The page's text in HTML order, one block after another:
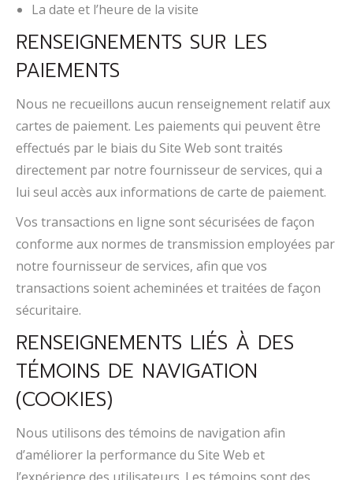
La date et l’heure de la visite
RENSEIGNEMENTS SUR LES
PAIEMENTS
Nous ne recueillons aucun renseignement relatif aux
cartes de paiement. Les paiements qui peuvent être
effectués par le biais du Site Web sont traités
directement par notre fournisseur de services, qui a
lui seul accès aux informations de carte de paiement.
Vos transactions en ligne sont sécurisées de façon
conforme aux normes de transmission employées par
notre fournisseur de services, afin que vos
transactions soient acheminées et traitées de façon
sécuritaire.
RENSEIGNEMENTS LIÉS À DES
TÉMOINS DE NAVIGATION
(COOKIES)
Nous utilisons des témoins de navigation afin
d’améliorer la performance du Site Web et